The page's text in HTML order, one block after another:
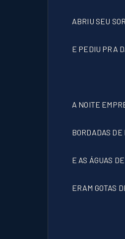
ABRIU SEU
E PEDIU PRA
A NOITE
BORDADAS DE
E AS ÁGUAS
ERAM GOTAS